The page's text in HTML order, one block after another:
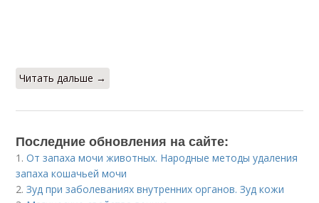
Читать дальше →
Последние обновления на сайте:
1.От запаха мочи животных. Народные методы удаления
запаха кошачьей мочи
2.Зуд при заболеваниях внутренних органов. Зуд кожи